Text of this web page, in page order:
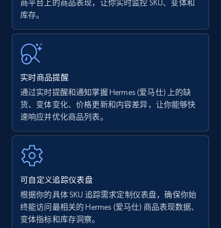
Amazon Reviews
URL, Product name, Product rating, Product
rating object, Product rating max, Rating,
Author name, Asin, and more.
7.4K+
Walmart - products
URL, Final price, Sku, Currency, Gtin,
Specifications, Image urls, Top reviews, and
more.
5.6K+ 875+ 立即开始
商平台上的商品表现，让你实时监控 SKU、变体和
库存。
实时商品提醒
通过实时提醒和通知掌握 Hermes (爱马仕) 上的缺
货、变体变化、价格更新和内容差异，让你能够快
速响应并优化商品列表。
可自定义追踪仪表盘
根据你的具体 SKU 追踪需求定制仪表盘，确保你始
终能访问最相关的 Hermes (爱马仕) 商品表现数据、
变体指标和库存洞察。